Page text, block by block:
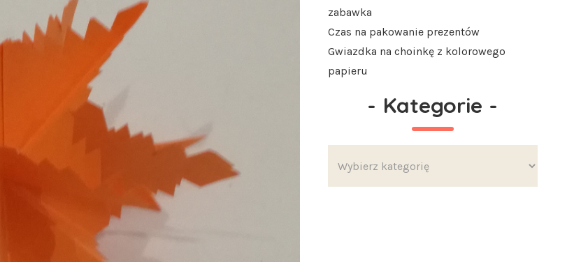
zabawka
Czas na pakowanie prezentów
Gwiazdka na choinkę z kolorowego
papieru
- Kategorie -